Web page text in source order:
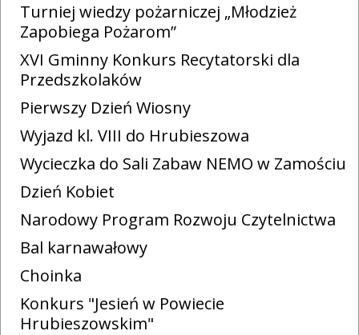
Turniej wiedzy pożarniczej „Młodzież
Zapobiega Pożarom”
XVI Gminny Konkurs Recytatorski dla
Przedszkolaków
Pierwszy Dzień Wiosny
Wyjazd kl. VIII do Hrubieszowa
Wycieczka do Sali Zabaw NEMO w Zamościu
Dzień Kobiet
Narodowy Program Rozwoju Czytelnictwa
Bal karnawałowy
Choinka
Konkurs "Jesień w Powiecie
Hrubieszowskim"